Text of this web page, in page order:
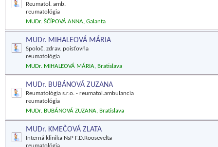
Reumatol. amb.
reumatológia
MUDr. ŠČÍPOVÁ ANNA, Galanta
MUDr. MIHALEOVÁ MÁRIA
Spoloč. zdrav. poisťovńa
reumatológia
MUDr. MIHALEOVÁ MÁRIA, Bratislava
MUDr. BUBÁNOVÁ ZUZANA
Reumatológia s.r.o. - reumatol.ambulancia
reumatológia
MUDr. BUBÁNOVÁ ZUZANA, Bratislava
MUDr. KMEČOVÁ ZLATA
Interná klinika NsP F.D.Roosevelta